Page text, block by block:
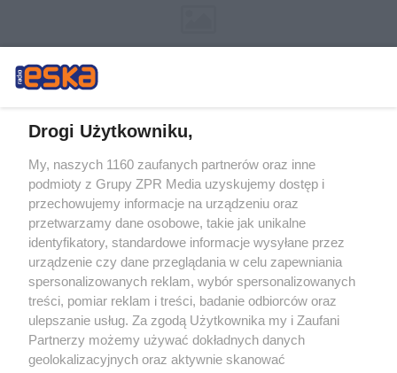
Żaden utwór zamieszczony w serwisie nie może być powielany i
rozpowszechniany lub dalej rozpowszechniany w jakikolwiek sposób (w
tym także elektroniczny lub mechaniczny) na jakimkolwiek polu
eksploatacji w jakiejkolwiek formie, włącznie z umieszczaniem w Internecie
bez pisemnej zgody właściciela praw. Jakiekolwiek użycie lub
wykorzystanie utworów w całości lub w części z naruszeniem prawa, tzn.
bez właściwej zgody, jest zabronione pod groźbą kary i może być ścigane
prawnie.
Drogi Użytkowniku,
My, naszych 1160 zaufanych partnerów oraz inne
podmioty z Grupy ZPR Media uzyskujemy dostęp i
przechowujemy informacje na urządzeniu oraz
przetwarzamy dane osobowe, takie jak unikalne
identyfikatory, standardowe informacje wysyłane przez
urządzenie czy dane przeglądania w celu zapewniania
spersonalizowanych reklam, wybór spersonalizowanych
treści, pomiar reklam i treści, badanie odbiorców oraz
ulepszanie usług. Za zgodą Użytkownika my i Zaufani
Partnerzy możemy używać dokładnych danych
geolokalizacyjnych oraz aktywnie skanować